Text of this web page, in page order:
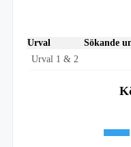
Urval Sökande
Urval 1 & 2